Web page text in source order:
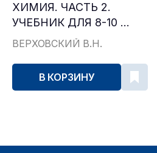
ХИМИЯ. ЧАСТЬ 2.
УЧЕБНИК ДЛЯ 8-10 ...
ВЕРХОВСКИЙ В.Н.
В КОРЗИНУ